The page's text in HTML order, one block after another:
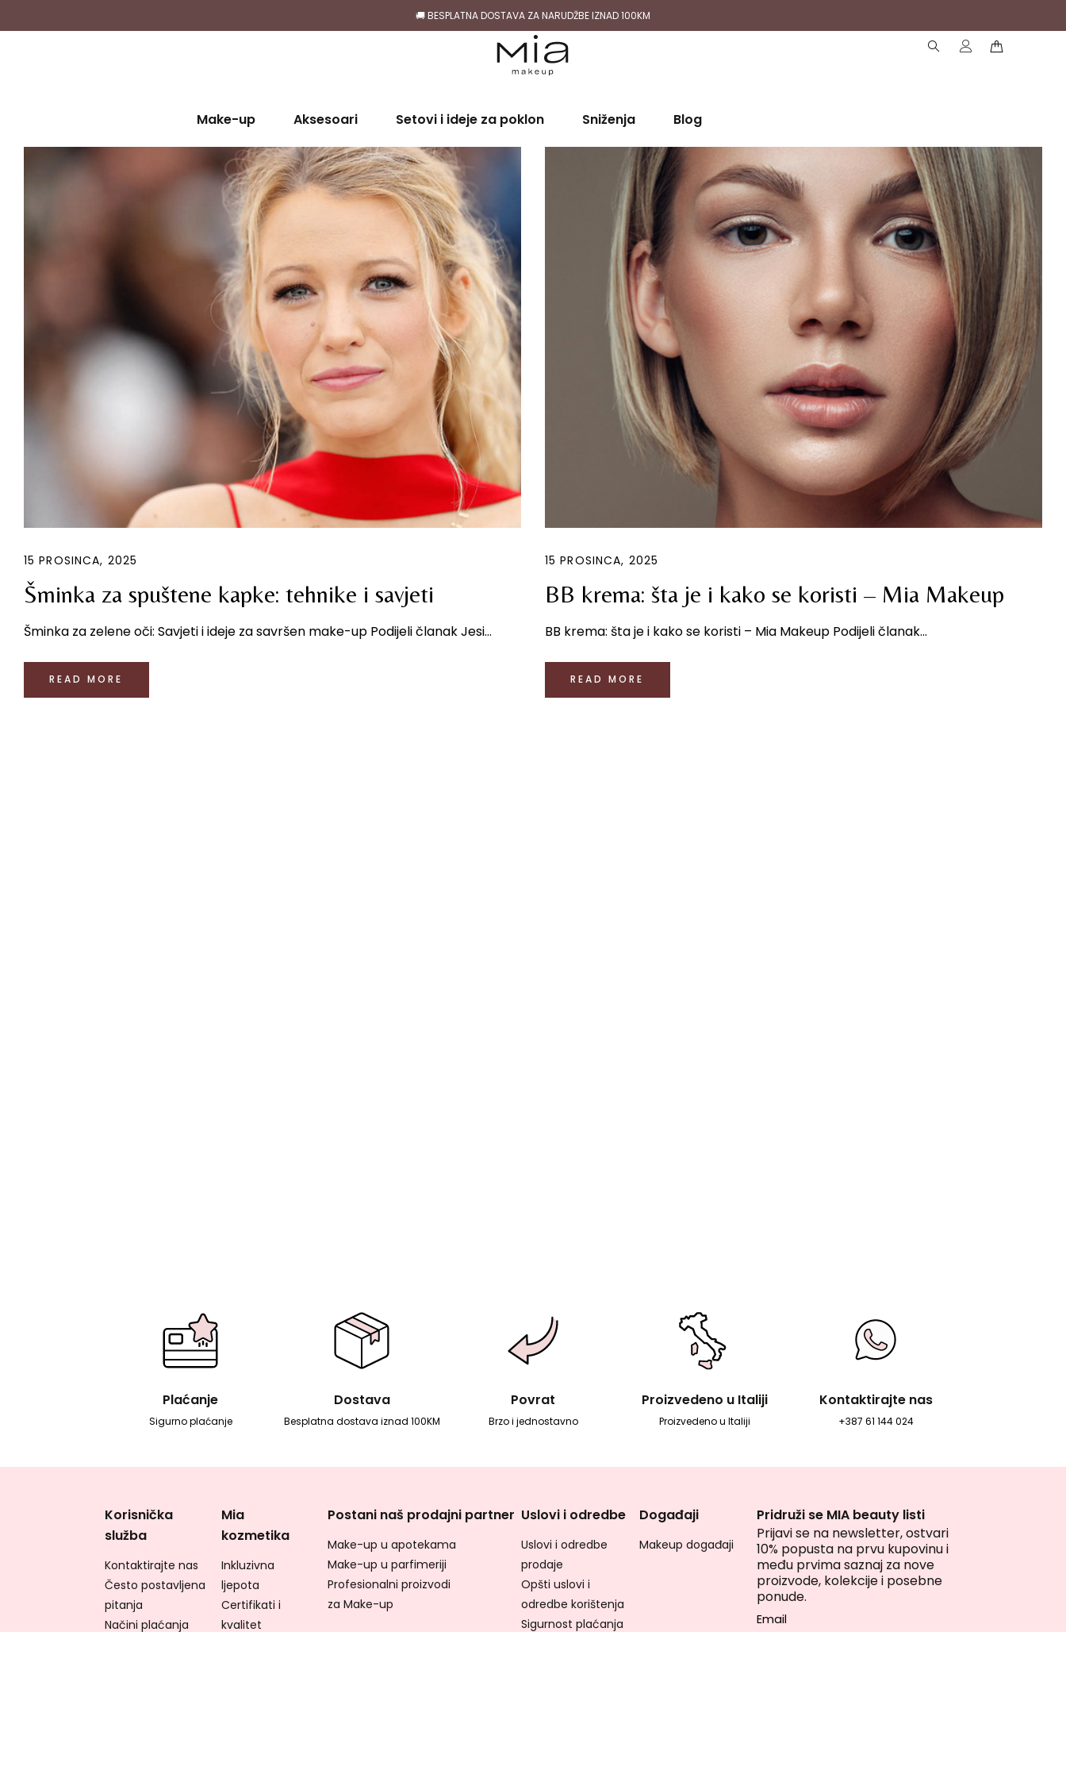
🚚 BESPLATNA DOSTAVA ZA NARUDŽBE IZNAD 100KM
Make-up Aksesoari Setovi i ideje za poklon Sniženja Blog
15 PROSINCA, 2025
Šminka za spuštene kapke: tehnike i savjeti
Šminka za zelene oči: Savjeti i ideje za savršen make-up Podijeli članak Jesi...
READ MORE
15 PROSINCA, 2025
BB krema: šta je i kako se koristi – Mia Makeup
BB krema: šta je i kako se koristi – Mia Makeup Podijeli članak...
READ MORE
Plaćanje
Sigurno plaćanje
Dostava
Besplatna dostava iznad 100KM
Povrat
Brzo i jednostavno
Proizvedeno u Italiji
Proizvedeno u Italiji
Kontaktirajte nas
+387 61 144 024
Korisnička
služba
Kontaktirajte nas
Često postavljena
pitanja
Načini plaćanja
Mia
kozmetika
Inkluzivna
ljepota
Certifikati i
kvalitet
Postani naš prodajni partner
Make-up u apotekama
Make-up u parfimeriji
Profesionalni proizvodi
za Make-up
Uslovi i odredbe
Uslovi i odredbe
prodaje
Opšti uslovi i
odredbe korištenja
Sigurnost plaćanja
Događaji
Makeup događaji
Pridruži se MIA beauty listi
Prijavi se na newsletter, ostvari
10% popusta na prvu kupovinu i
među prvima saznaj za nove
proizvode, kolekcije i posebne
ponude.
Email